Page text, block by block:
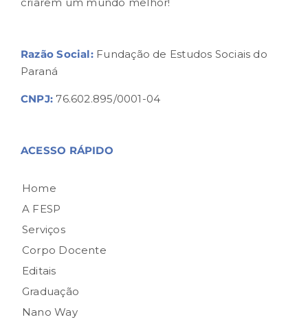
Razão Social:Fundação de Estudos Sociais do
Paraná
CNPJ: 76.602.895/0001-04
ACESSO RÁPIDO
Home
A FESP
Serviços
Corpo Docente
Editais
Graduação
Nano Way